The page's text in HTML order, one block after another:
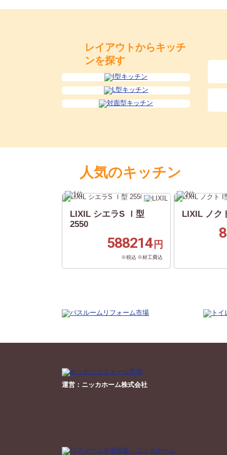
レイアウトからキッチ
ンを探す
人気のキッチン
LIXIL シエラS Ｉ型
2550
588214円
※税込 ※材工費込
LIXIL ノク
運営：ニッカホーム株式会社